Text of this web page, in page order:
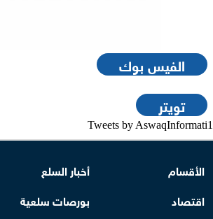
الفيس بوك
تويتر
Tweets by AswaqInformati1
الأقسام
أخبار السلع
اقتصاد
بورصات سلعية